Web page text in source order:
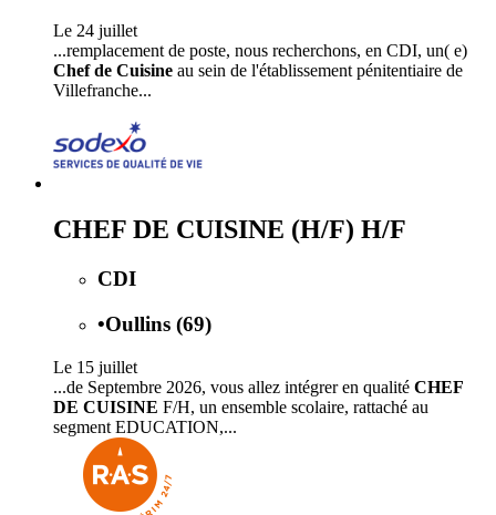
Le 24 juillet
...remplacement de poste, nous recherchons, en CDI, un( e)
Chef de Cuisine au sein de l'établissement pénitentiaire de
Villefranche...
CHEF DE CUISINE (H/F) H/F
CDI
•Oullins (69)
Le 15 juillet
...de Septembre 2026, vous allez intégrer en qualité CHEF
DE CUISINE F/H, un ensemble scolaire, rattaché au
segment EDUCATION,...